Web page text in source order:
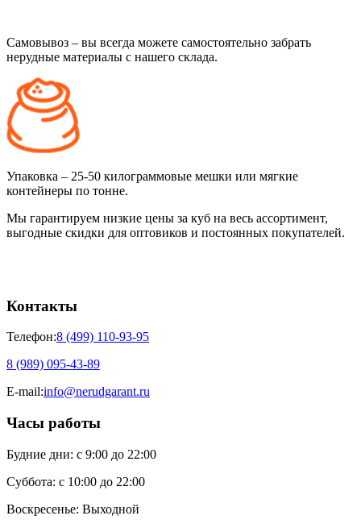
Самовывоз – вы всегда можете самостоятельно забрать
нерудные материалы с нашего склада.
Упаковка – 25-50 килограммовые мешки или мягкие
контейнеры по тонне.
Мы гарантируем низкие цены за куб на весь ассортимент,
выгодные скидки для оптовиков и постоянных покупателей.
Контакты
Телефон:8 (499) 110-93-95
8 (989) 095-43-89
E-mail:info@nerudgarant.ru
Часы работы
Будние дни: с 9:00 до 22:00
Суббота: с 10:00 до 22:00
Воскресенье: Выходной